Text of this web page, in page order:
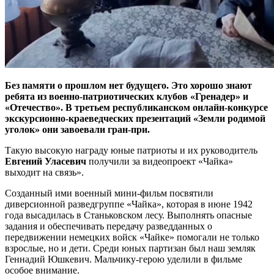
Без памяти о прошлом нет будущего. Это хорошо знают
ребята из военно-патриотических клубов «Гренадер» и
«Отечество». В третьем республиканском онлайн-конкурсе
экскурсионно-краеведческих презентаций «Земли родимой
уголок» они завоевали гран-при.
Такую высокую награду юные патриоты и их руководитель
Евгений Уласевич получили за видеопроект «Чайка»
выходит на связь».
Созданный ими военный мини-фильм посвятили
диверсионной разведгруппе «Чайка», которая в июне 1942
года высадилась в Станьковском лесу. Выполнять опасные
задания и обеспечивать передачу разведданных о
передвижении немецких войск «Чайке» помогали не только
взрослые, но и дети. Среди юных партизан был наш земляк
Геннадий Юшкевич. Мальчику-герою уделили в фильме
особое внимание.